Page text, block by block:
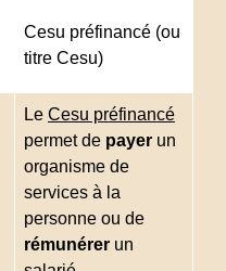
Cesu préfinancé (ou
titre Cesu)
Le Cesu préfinancé
permet de payer un
organisme de
services à la
personne ou de
rémunérer un